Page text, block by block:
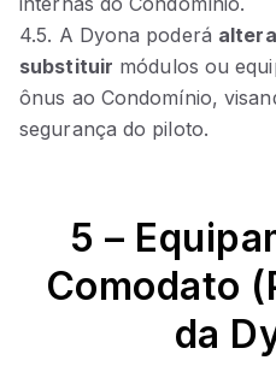
4.5. A Dyona poderá
substituir módulos ou
ônus ao Condomínio,
segurança do piloto.
5 –
Comodato
da